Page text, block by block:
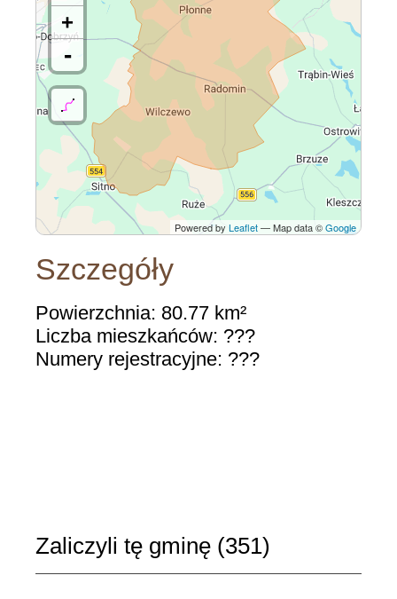
+
-
Powered by Leaflet— Map data ©Google
Szczegóły
Powierzchnia: 80.77 km²
Liczba mieszkańców: ???
Numery rejestracyjne: ???
Zaliczyli tę gminę (351)